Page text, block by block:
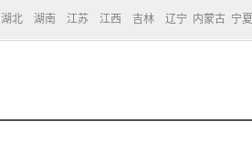
湖北 湖南 江苏 江西 吉林 辽宁 内蒙古 宁夏